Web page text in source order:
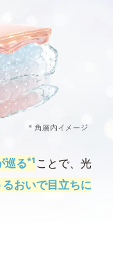
巡る*1 ことで、光
るおいで目立ちに